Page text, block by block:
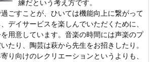
練だという考え方です。
ごすことが、ひいては機能向上に繋がって
デイサービスを楽しんでいただくために、
用意しています。音楽の時間には声楽のプ
たり、陶芸は萩から先生をお招きしたり。
り向けのレクリエーションというよりも、